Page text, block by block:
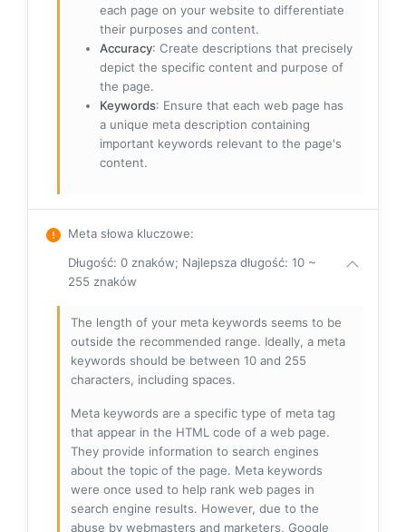
each page on your website to differentiate
their purposes and content.
Accuracy: Create descriptions that precisely
depict the specific content and purpose of
the page.
Keywords: Ensure that each web page has
a unique meta description containing
important keywords relevant to the page's
content.
Meta słowa kluczowe:
Długość: 0 znaków; Najlepsza długość: 10 ~
255 znaków
The length of your meta keywords seems to be
outside the recommended range. Ideally, a meta
keywords should be between 10 and 255
characters, including spaces.
Meta keywords are a specific type of meta tag
that appear in the HTML code of a web page.
They provide information to search engines
about the topic of the page. Meta keywords
were once used to help rank web pages in
search engine results. However, due to the
abuse by webmasters and marketers, Google